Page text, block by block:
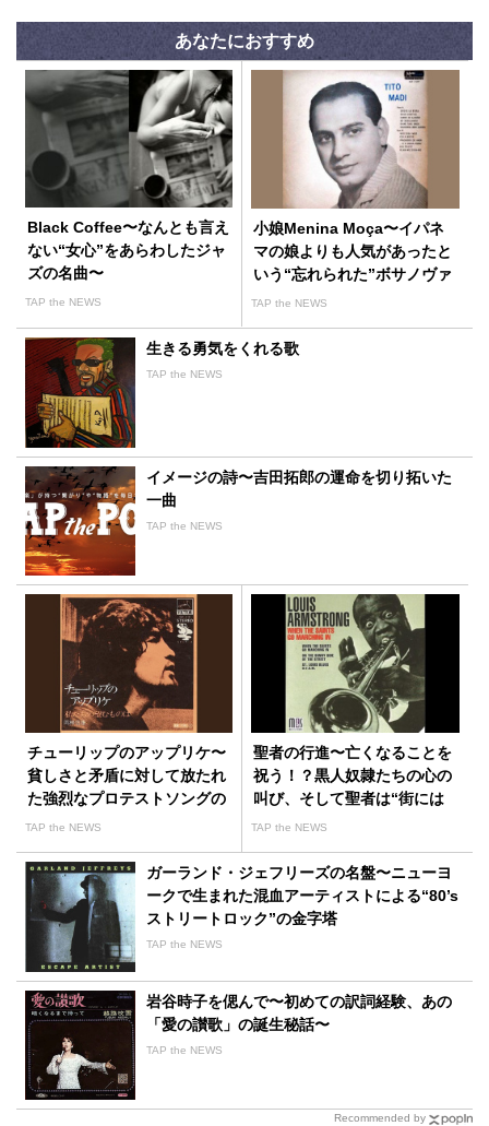
あなたにおすすめ
Black Coffee〜なんとも言え
ない“女心”をあらわしたジャ
ズの名曲〜
TAP the NEWS
小娘Menina Moça〜イパネ
マの娘よりも人気があったと
いう“忘れられた”ボサノヴァ
の名曲
TAP the NEWS
生きる勇気をくれる歌
TAP the NEWS
イメージの詩〜吉田拓郎の運命を切り拓いた
一曲
TAP the NEWS
チューリップのアップリケ〜
貧しさと矛盾に対して放たれ
た強烈なプロテストソングの
誕生経緯
TAP the NEWS
聖者の行進〜亡くなることを
祝う！？黒人奴隷たちの心の
叫び、そして聖者は“街には
やってこない”
TAP the NEWS
ガーランド・ジェフリーズの名盤〜ニューヨ
ークで生まれた混血アーティストによる“80’s
ストリートロック”の金字塔
TAP the NEWS
岩谷時子を偲んで〜初めての訳詞経験、あの
「愛の讃歌」の誕生秘話〜
TAP the NEWS
Recommended by